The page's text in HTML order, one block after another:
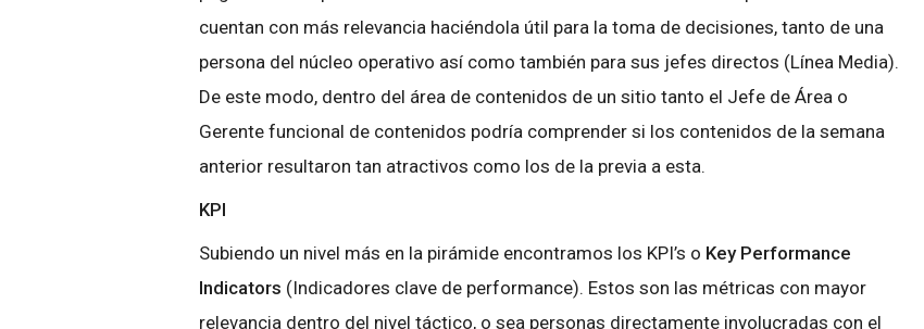
cuentan con más relevancia haciéndola útil para la toma de decisiones, tanto de una
persona del núcleo operativo así como también para sus jefes directos (Línea Media).
De este modo, dentro del área de contenidos de un sitio tanto el Jefe de Área o
Gerente funcional de contenidos podría comprender si los contenidos de la semana
anterior resultaron tan atractivos como los de la previa a esta.
KPI
Subiendo un nivel más en la pirámide encontramos los KPI’s o Key Performance
Indicators (Indicadores clave de performance). Estos son las métricas con mayor
relevancia dentro del nivel táctico, o sea personas directamente involucradas con el